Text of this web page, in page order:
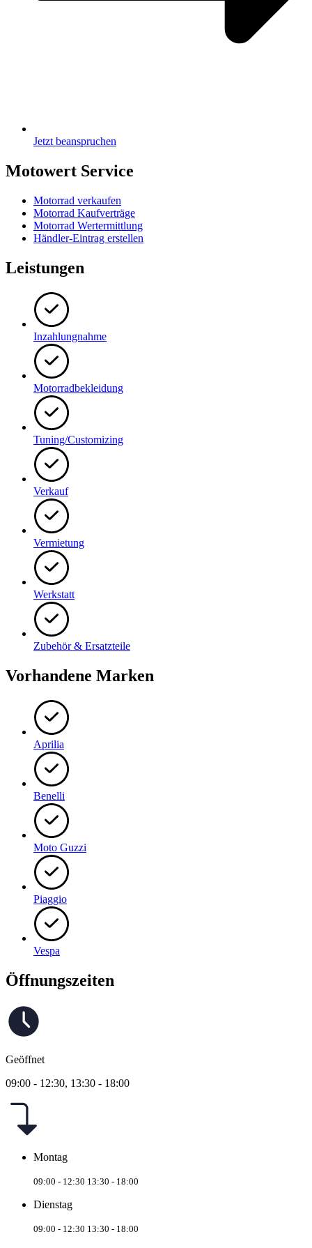
Jetzt beanspruchen
Motowert Service
Motorrad verkaufen
Motorrad Kaufverträge
Motorrad Wertermittlung
Händler-Eintrag erstellen
Leistungen
Inzahlungnahme
Motorradbekleidung
Tuning/Customizing
Verkauf
Vermietung
Werkstatt
Zubehör & Ersatzteile
Vorhandene Marken
Aprilia
Benelli
Moto Guzzi
Piaggio
Vespa
Öffnungszeiten
Geöffnet
09:00 - 12:30, 13:30 - 18:00
Montag
09:00 - 12:30 13:30 - 18:00
Dienstag
09:00 - 12:30 13:30 - 18:00